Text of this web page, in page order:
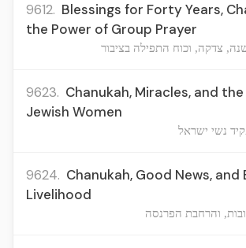
9612. Blessings for Forty Years,
the Power of Group Prayer
צדקה, וכוח התפילה בציבור
9623. Chanukah, Miracles, and
Jewish Women
נשי ישראל
9624. Chanukah, Good News, and
Livelihood
והרחבת הפרנסה